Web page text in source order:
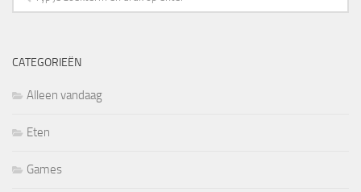
CATEGORIEËN
Alleen vandaag
Eten
Games